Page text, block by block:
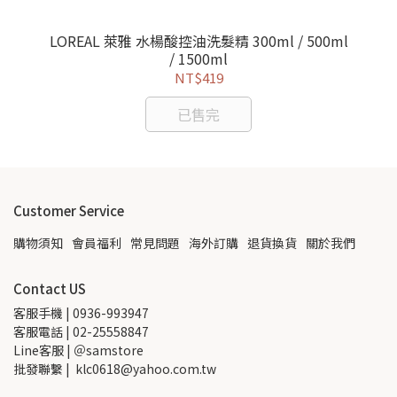
LOREAL 萊雅 水楊酸控油洗髮精 300ml / 500ml
/ 1500ml
NT$419
已售完
Customer Service
購物須知 會員福利 常見問題 海外訂購 退貨換貨 關於我們
Contact US
客服手機 | 0936-993947
客服電話 | 02-25558847
Line客服 | ＠samstore
批發聯繫 |  klc0618@yahoo.com.tw